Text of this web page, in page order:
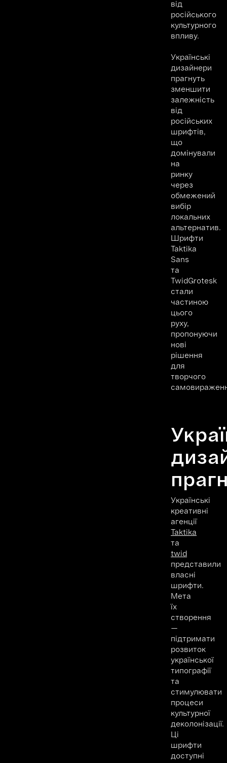
від
російського
культурного
впливу.
Українські
дизайнери
прагнуть
зменшити
залежність
від
російських
шрифтів,
що
домінували
на
ринку
через
обмежений
вибір
локальних
альтернатив.
Шрифти
Taktika
Sans
та
TwidGrotesk
стали
частиною
цього
руху,
пропонуючи
нові
рішення
для
творчого
Українські
креативні
агенції
Taktika
та
twid
представили
власні
шрифти.
Мета
їх
створення
—
підтримати
розвиток
української
типографії
та
стимулювати
процеси
культурної
деколонізації.
Ці
шрифти
доступні